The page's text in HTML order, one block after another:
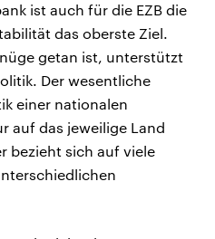
ist auch für die EZB die
das oberste Ziel.
getan ist, unterstützt
Der wesentliche
einer nationalen
auf das jeweilige Land
bezieht sich auf viele